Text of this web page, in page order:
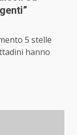
5 stelle
hanno